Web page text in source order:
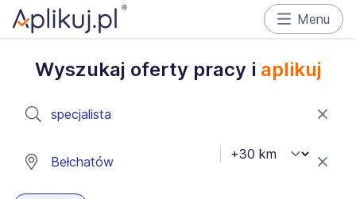
Menu
Wyszukaj oferty pracy i aplikuj